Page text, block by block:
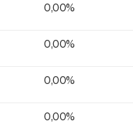
0,00%
0,00%
0,00%
0,00%